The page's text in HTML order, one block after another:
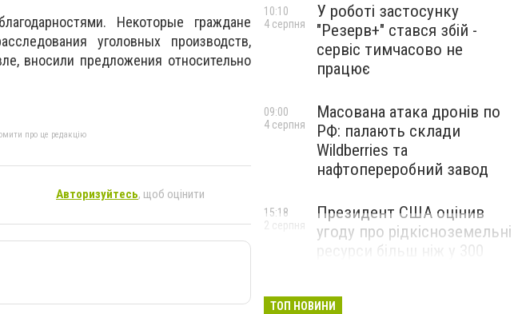
Некоторые граждане
уголовных производств,
вносили предложения относительно
про це редакцію
Авторизуйтесь, щоб оцінити
У роботі застосунку
"Резерв+" стався збій -
сервіс тимчасово не
працює
10:10
4 серпня
Масована атака дронів по
РФ: палають склади
Wildberries та
нафтопереробний завод
09:00
4 серпня
Президент США оцінив
угоду про рідкісноземельні
ресурси більш ніж у 300
окупить свої витрати
15:18
2 серпня
ТОП НОВИНИ